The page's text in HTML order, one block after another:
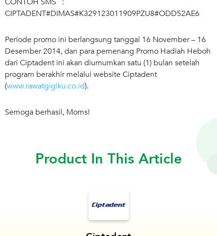
CIPTADENT#DIMAS#K329123011909PZU8#ODD52AE6
Periode promo ini berlangsung tanggal 16 November – 16
Desember 2014, dan para pemenang Promo Hadiah Heboh
dari Ciptadent ini akan diumumkan satu (1) bulan setelah
program berakhir melalui website Ciptadent
(www.rawatgigiku.co.id).
Semoga berhasil, Moms!
Product In This Article